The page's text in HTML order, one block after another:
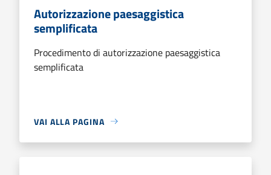
Autorizzazione paesaggistica
semplificata
Procedimento di autorizzazione paesaggistica
semplificata
VAI ALLA PAGINA